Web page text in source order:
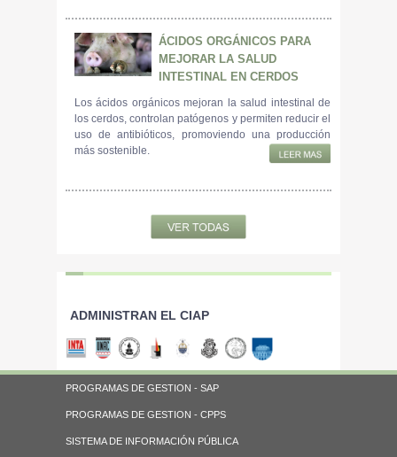
ÁCIDOS ORGÁNICOS PARA
MEJORAR LA SALUD
INTESTINAL EN CERDOS
Los ácidos orgánicos mejoran la salud intestinal de
los cerdos, controlan patógenos y permiten reducir el
uso de antibióticos, promoviendo una producción
más sostenible.
ADMINISTRAN EL CIAP
PROGRAMAS DE GESTION - SAP
PROGRAMAS DE GESTION - CPPS
SISTEMA DE INFORMACIÓN PÚBLICA